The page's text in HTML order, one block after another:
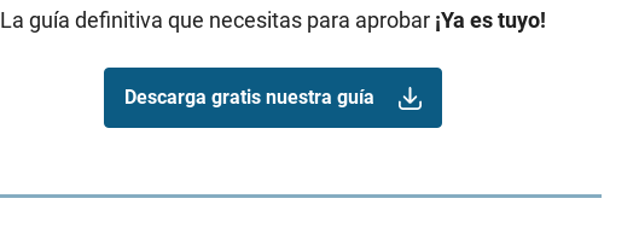
La guía definitiva que necesitas para aprobar ¡Ya es tuyo!
Descarga gratis nuestra guía